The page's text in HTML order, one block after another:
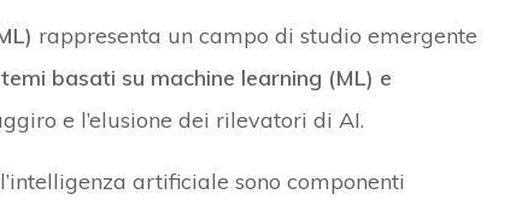
rappresenta un campo di studio emergente
basati su machine learning (ML) e
e l’elusione dei rilevatori di AI.
artificiale sono componenti